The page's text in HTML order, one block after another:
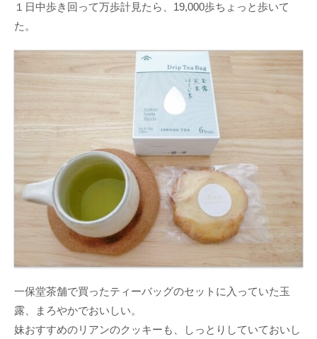
１日中歩き回って万歩計見たら、19,000歩ちょっと歩いて
た。
一保堂茶舗で買ったティーバッグのセットに入っていた玉
露、まろやかでおいしい。
妹おすすめのリアンのクッキーも、しっとりしていておいし